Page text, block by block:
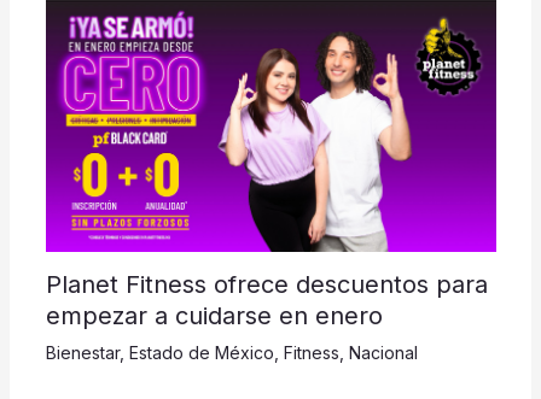
Planet Fitness ofrece descuentos para
empezar a cuidarse en enero
Bienestar, Estado de México Fitness Nacional